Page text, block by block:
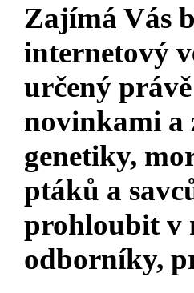
Zajímá Vás
internetový
určený
novinkami a
genetiky,
ptáků a
prohloubit v
odborníky,